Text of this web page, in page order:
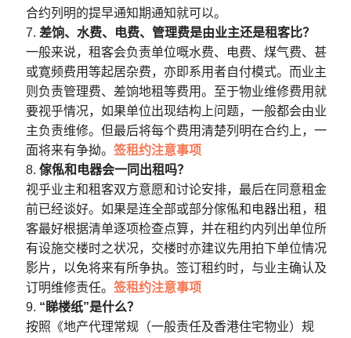
合约列明的提早通知期通知就可以。
差饷、水费、电费、管理费是由业主还是租客比？
一般来说，租客会负责单位嘅水费、电费、煤气费、甚
或寛频费用等起居杂费，亦即系用者自付模式。而业主
则负责管理费、差饷地租等费用。至于物业维修费用就
要视乎情况，如果单位出现结构上问题，一般都会由业
主负责维修。但最后将每个费用清楚列明在合约上，一
面将来有争拗。 签租约注意事项
傢俬和电器会一同出租吗？
视乎业主和租客双方意愿和讨论安排，最后在同意租金
前已经谈好。如果是连全部或部分傢俬和电器出租，租
客最好根据清单逐项检查点算，并在租约内列出单位所
有设施交楼时之状况，交楼时亦建议先用拍下单位情况
影片，以免将来有所争执。签订租约时，与业主确认及
订明维修责任。 签租约注意事项
“睇楼纸”是什么？
按照《地产代理常规（一般责任及香港住宅物业）规